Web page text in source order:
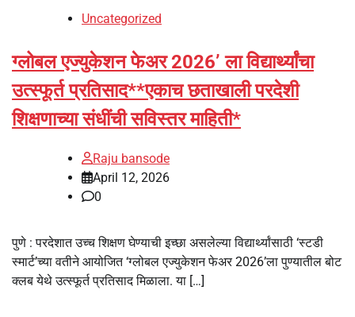
Uncategorized
ग्लोबल एज्युकेशन फेअर 2026’ ला विद्यार्थ्यांचा
उत्स्फूर्त प्रतिसाद**एकाच छताखाली परदेशी
शिक्षणाच्या संधींची सविस्तर माहिती*
Raju bansode
April 12, 2026
0
पुणे : परदेशात उच्च शिक्षण घेण्याची इच्छा असलेल्या विद्यार्थ्यांसाठी ‘स्टडी
स्मार्ट’च्या वतीने आयोजित ‘ग्लोबल एज्युकेशन फेअर 2026’ला पुण्यातील बोट
क्लब येथे उत्स्फूर्त प्रतिसाद मिळाला. या […]